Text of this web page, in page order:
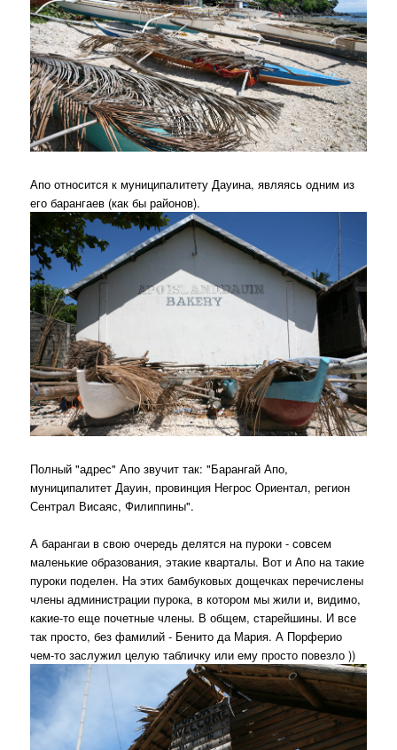
Апо относится к муниципалитету Дауина, являясь одним из
его барангаев (как бы районов).
Полный "адрес" Апо звучит так: "Барангай Апо,
муниципалитет Дауин, провинция Негрос Ориентал, регион
Сентрал Висаяс, Филиппины".
А барангаи в свою очередь делятся на пуроки - совсем
маленькие образования, этакие кварталы. Вот и Апо на такие
пуроки поделен. На этих бамбуковых дощечках перечислены
члены администрации пурока, в котором мы жили и, видимо,
какие-то еще почетные члены. В общем, старейшины. И все
так просто, без фамилий - Бенито да Мария. А Порферио
чем-то заслужил целую табличку или ему просто повезло ))